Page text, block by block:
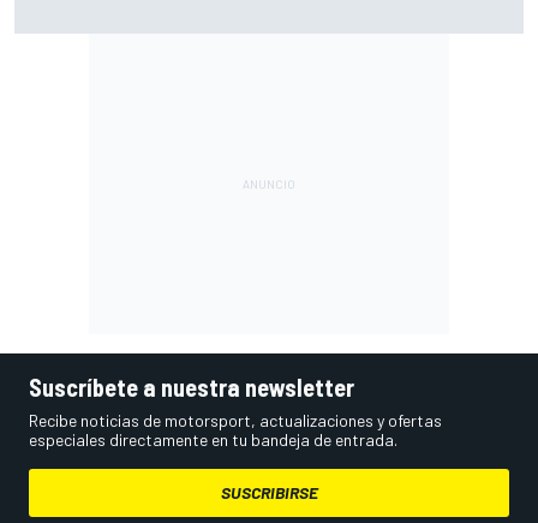
Suscríbete a nuestra newsletter
Recibe noticias de motorsport, actualizaciones y ofertas
especiales directamente en tu bandeja de entrada.
SUSCRIBIRSE